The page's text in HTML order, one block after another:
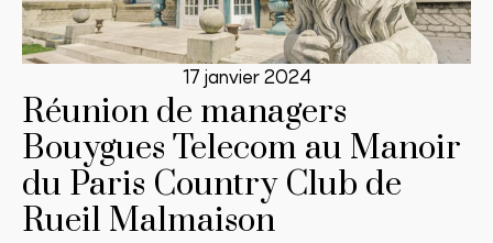
17 janvier 2024
Réunion de managers
Bouygues Telecom au Manoir
du Paris Country Club de
Rueil Malmaison